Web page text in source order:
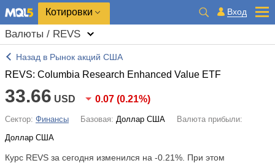
Котировки Вход
Валюты / REVS
Назад в Рынок акций США
REVS: Columbia Research Enhanced Value ETF
33.66 USD 0.07 (0.21%)
Сектор: Финансы Базовая: Доллар США
Валюта прибыли:
Доллар США
Курс REVS за сегодня изменился на -0.21% . При этом